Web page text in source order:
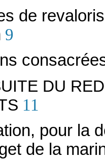
de
9
DU
11
pour la
de la